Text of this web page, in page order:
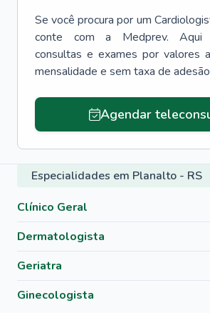
Se você procura por um
conte com a Medprev. Aqui
consultas e exames por valores
mensalidade e sem taxa de
Agendar
Especialidades em Planalto - RS
Clínico Geral
Dermatologista
Geriatra
Ginecologista